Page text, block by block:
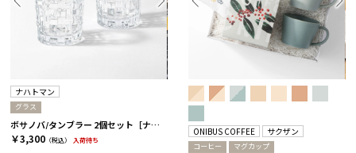
ナハトマン
グラス
ボサノバ/タンブラー 2個セット［ナハトマン］
￥3,300 （税込） 入荷待ち
ONIBUS COFFEE サクザン
コーヒー マグカップ